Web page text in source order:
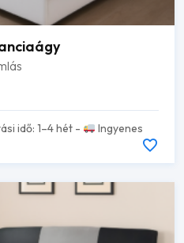
idő: 1–4 hét -
Ingyenes